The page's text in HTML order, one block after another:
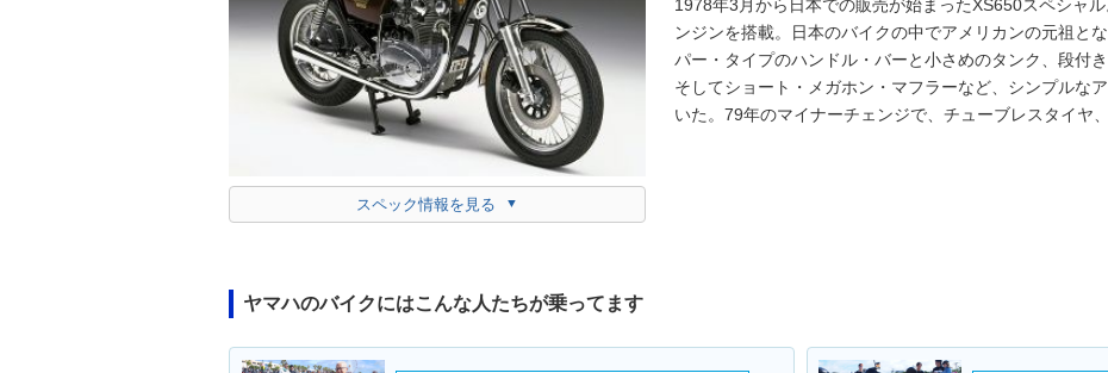
スペック情報を見る
1978年3月から日本での販売が始まったXS650スペシャ
ンジンを搭載。日本のバイクの中でアメリカンの元祖と
パー・タイプのハンドル・バーと小さめのタンク、段付
そしてショート・メガホン・マフラーなど、シンプルな
いた。79年のマイナーチェンジで、チューブレスタイヤ
ヤマハのバイクにはこんな人たちが乗ってます